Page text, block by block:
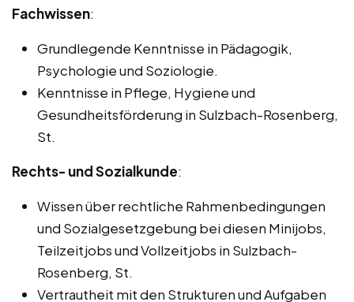
Fachwissen:
Grundlegende Kenntnisse in Pädagogik,
Psychologie und Soziologie.
Kenntnisse in Pflege, Hygiene und
Gesundheitsförderung in Sulzbach-Rosenberg,
St.
Rechts- und Sozialkunde:
Wissen über rechtliche Rahmenbedingungen
und Sozialgesetzgebung bei diesen Minijobs,
Teilzeitjobs und Vollzeitjobs in Sulzbach-
Rosenberg, St.
Vertrautheit mit den Strukturen und Aufgaben